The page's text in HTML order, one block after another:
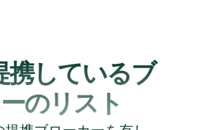
携しているブ
のリスト